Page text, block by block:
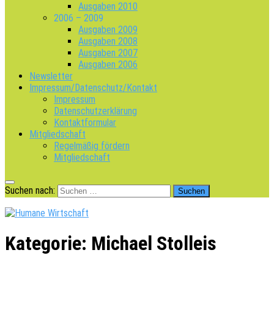
Ausgaben 2010
2006 – 2009
Ausgaben 2009
Ausgaben 2008
Ausgaben 2007
Ausgaben 2006
Newsletter
Impressum/Datenschutz/Kontakt
Impressum
Datenschutzerklärung
Kontaktformular
Mitgliedschaft
Regelmäßig fördern
Mitgliedschaft
Suchen nach:
Kategorie: Michael Stolleis